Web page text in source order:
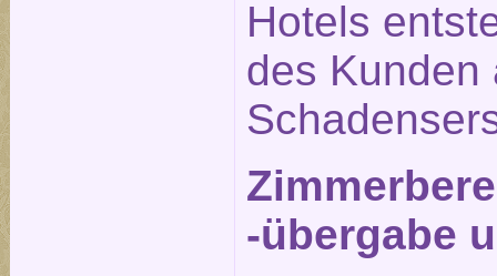
Hotels
des Kunden
-übergabe